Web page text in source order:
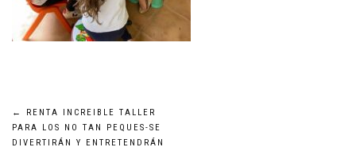
Navegación
←
RENTA INCREIBLE TALLER
PARA LOS NO TAN PEQUES-SE
DIVERTIRÁN Y ENTRETENDRÁN